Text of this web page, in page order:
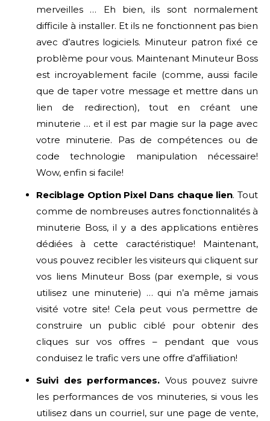
merveilles … Eh bien, ils sont normalement
difficile à installer. Et ils ne fonctionnent pas bien
avec d’autres logiciels. Minuteur patron fixé ce
problème pour vous. Maintenant Minuteur Boss
est incroyablement facile (comme, aussi facile
que de taper votre message et mettre dans un
lien de redirection), tout en créant une
minuterie … et il est par magie sur la page avec
votre minuterie. Pas de compétences ou de
code technologie manipulation nécessaire!
Wow, enfin si facile!
Reciblage Option Pixel Dans chaque lien. Tout
comme de nombreuses autres fonctionnalités à
minuterie Boss, il y a des applications entières
dédiées à cette caractéristique! Maintenant,
vous pouvez recibler les visiteurs qui cliquent sur
vos liens Minuteur Boss (par exemple, si vous
utilisez une minuterie) … qui n’a même jamais
visité votre site! Cela peut vous permettre de
construire un public ciblé pour obtenir des
cliques sur vos offres – pendant que vous
conduisez le trafic vers une offre d’affiliation!
Suivi des performances. Vous pouvez suivre
les performances de vos minuteries, si vous les
utilisez dans un courriel, sur une page de vente,